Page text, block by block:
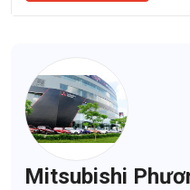
Mitsubishi